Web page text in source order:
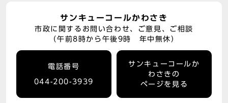
サンキューコールかわさき
市政に関するお問い合わせ、ご意見、ご相談
（午前8時から午後9時 年中無休）
電話番号
044-200-3939
サンキューコールか
わさきの
ページを見る